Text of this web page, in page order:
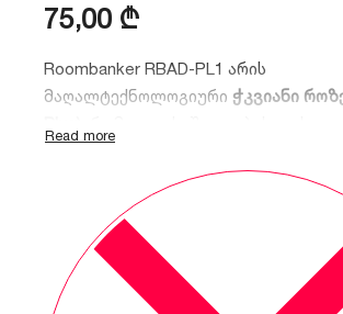
75,00 ₾
Roombanker RBAD-PL1 არის
მაღალტექნოლოგიური ჭკვიანი
ელექტრომოწყობილობები,
ენერგიის მოხმარება რეალურ
შექმნათ ავტომატური განრიგი
სახლისთვის. თავსებადია Zigbee
და უზრუნველყოფს მაქსიმალურ